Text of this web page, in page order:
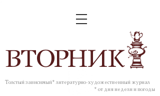
ВТОРНИК
Толстый зависимый* литературно-художественный журнал
* от дня недели и погоды